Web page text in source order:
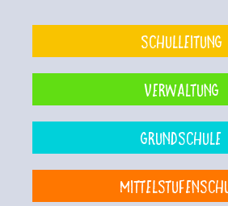
Schulleitung
Verwaltung
Grundschule